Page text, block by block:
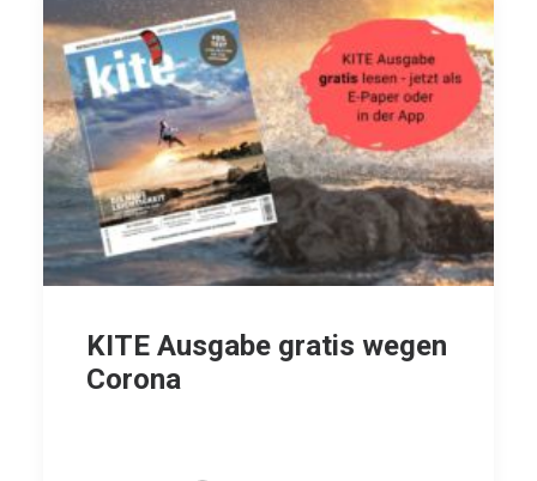
KITE Ausgabe gratis wegen
Corona